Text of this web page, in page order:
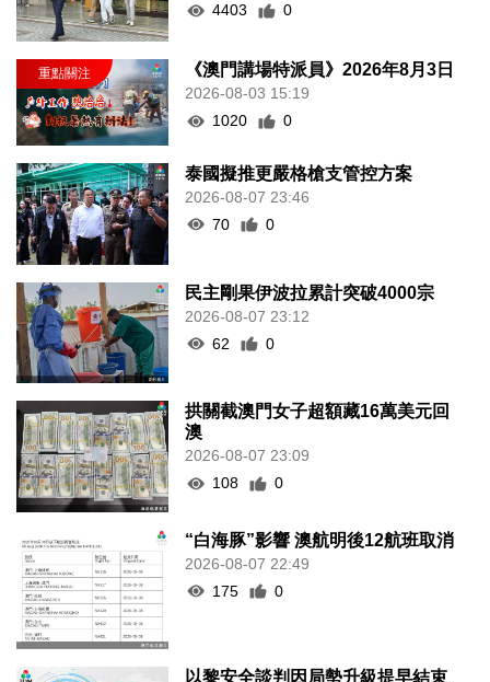
4403
0
《澳門講場特派員》2026年8月3日
2026-08-03 15:19
1020
0
泰國擬推更嚴格槍支管控方案
2026-08-07 23:46
70
0
民主剛果伊波拉累計突破4000宗
2026-08-07 23:12
62
0
拱關截澳門女子超額藏16萬美元回
澳
2026-08-07 23:09
108
0
“白海豚”影響 澳航明後12航班取消
2026-08-07 22:49
175
0
以黎安全談判因局勢升級提早結束